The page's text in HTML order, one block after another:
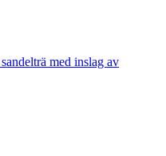
med inslag av